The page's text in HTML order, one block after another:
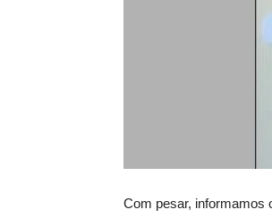
Com pesar, informamos